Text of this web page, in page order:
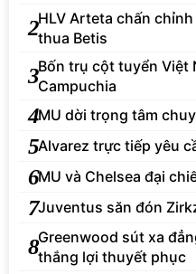
2HLV Arteta chấn
thua Betis
3Bốn trụ cột tuyển Việt
Campuchia
4MU dời trọng tâm
5Alvarez trực tiếp yêu
6MU và Chelsea đại
7Juventus săn đón
8Greenwood sút xa
thắng lợi thuyết phục